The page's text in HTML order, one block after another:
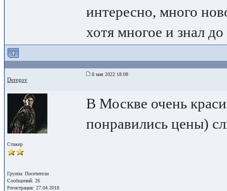
интересно, много
хотя многое и знал до
Deregov
8 мая 2022 18:08
Стажер
Группа: Посетители
Сообщений: 26
Регистрация: 27.04.2018
В Москве очень
понравились цены)